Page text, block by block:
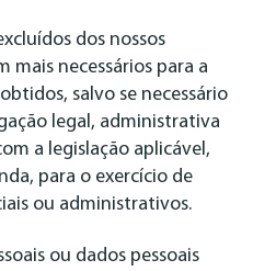
dos nossos
mais necessários para a
salvo se necessário
legal, administrativa
a legislação aplicável,
para o exercício de
ou administrativos.
ou dados pessoais